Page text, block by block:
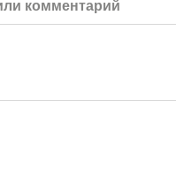
комментарий